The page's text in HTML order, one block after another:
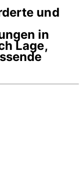
und
in
Lage,